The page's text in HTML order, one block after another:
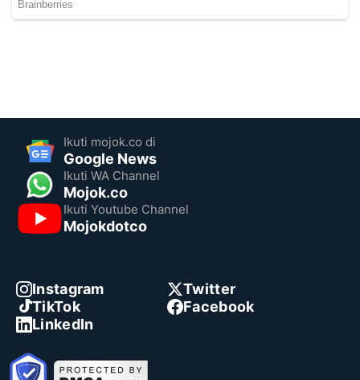
Ikuti mojok.co di
Google News
Ikuti WA Channel
Mojok.co
Ikuti Youtube Channel
Mojokdotco
Instagram
Twitter
TikTok
Facebook
LinkedIn